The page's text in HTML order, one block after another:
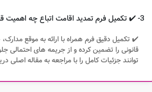
3- ✔️ تکمیل فرم تمدید اقامت اتباع چه اهمیت قانونی دارد؟
✔️ تکمیل دقیق فرم همراه با ارائه به موقع
قانونی را تضمین کرده و از جریمه های احتمالی
توانند جزئیات کامل را با مراجعه به مقاله اصلی